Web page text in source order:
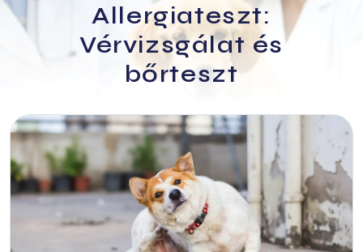
Allergiateszt:
Vérvizsgálat és
bőrteszt